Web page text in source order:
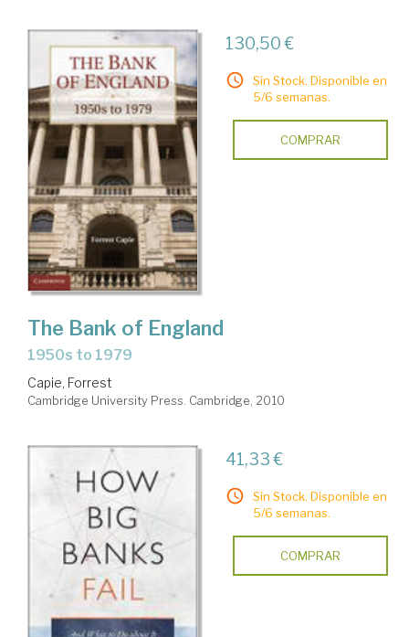
130,50 €
Sin Stock. Disponible en
5/6 semanas.
COMPRAR
The Bank of England
1950s to 1979
Capie, Forrest
Cambridge University Press. Cambridge, 2010
41,33 €
Sin Stock. Disponible en
5/6 semanas.
COMPRAR